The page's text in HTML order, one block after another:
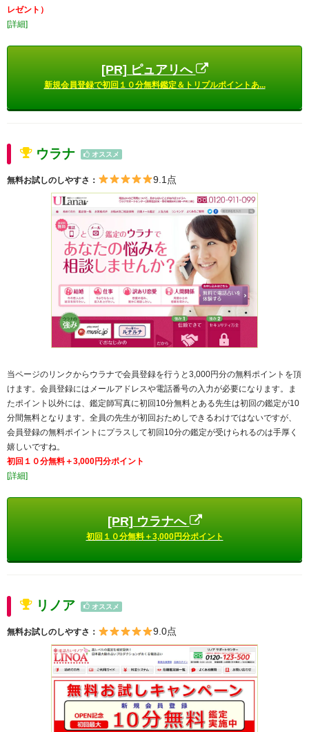
レゼント）
[詳細]
[PR] ピュアリへ
新規会員登録で初回１０分無料鑑定＆トリプルポイントあ...
ウラナ オススメ
無料お試しのしやすさ： 9.1点
当ページのリンクからウラナで会員登録を行うと3,000円分の無料ポイントを頂
けます。会員登録にはメールアドレスや電話番号の入力が必要になります。ま
たポイント以外には、鑑定師写真に初回10分無料とある先生は初回の鑑定が10
分間無料となります。全員の先生が初回おためしできるわけではないですが、
会員登録の無料ポイントにプラスして初回10分の鑑定が受けられるのは手厚く
嬉しいですね。
初回１０分無料＋3,000円分ポイント
[詳細]
[PR] ウラナへ
初回１０分無料＋3,000円分ポイント
リノア オススメ
無料お試しのしやすさ： 9.0点